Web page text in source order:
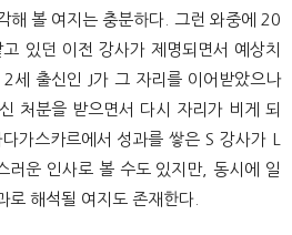
해 볼 여지는 충분하다. 그런 와중에 20
있던 이전 강사가 제명되면서 예상치
세 출신인 J가 그 자리를 이어받았으나
처분을 받으면서 다시 자리가 비게 되
가스카르에서 성과를 쌓은 S 강사가 L
러운 인사로 볼 수도 있지만, 동시에 일
로 해석될 여지도 존재한다.